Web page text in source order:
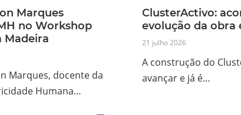
Marques
no Workshop
Madeira
Marques, docente da
Humana…
ClusterActivo:
evolução da obra
21 julho 2026
A construção do
avançar e já é…